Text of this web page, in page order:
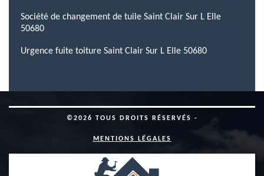
Société de changement de tuile Saint Clair Sur L Elle
50680
Urgence fuite toiture Saint Clair Sur L Elle 50680
©2026 TOUS DROITS RÉSERVÉS -
MENTIONS LÉGALES